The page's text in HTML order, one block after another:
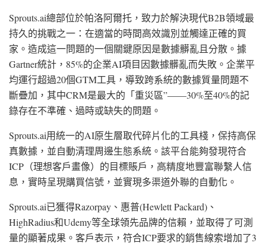
Sprouts.ai總部位於帕洛阿爾托，致力於解決現代B2B領域最
持久的挑戰之一：在適當的時間高效識別並觸達正確的買
家。造成這一問題的一個關鍵原因是數據髒亂且分散。據
Gartner統計，85%的企業AI項目因數據髒亂而失敗。企業平
均運行超過20個GTM工具，導致跨系統的數據質量問題不
斷疊加，其中CRM是最大的 「重災區”——30%至40%的記
錄存在不準確、過時或缺失的問題。
Sprouts.ai用統一的AI原生層取代碎片化的工具棧，保持高保
真數據，並自動清理周邊生態系統。該平台能夠發現符合
ICP（理想客戶畫像）的目標賬戶，高精度地豐富聯繫人信
息，實時呈現購買信號，並實現多渠道外聯的自動化。
Sprouts.ai已獲得Razorpay、惠普(Hewlett Packard)、
HighRadius和Udemy等全球領先品牌的信賴，並取得了可測
量的顯著成果。客戶表示，符合ICP要求的銷售線索增加了3